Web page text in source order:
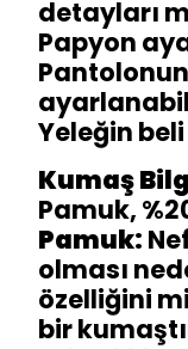
detayları
Papyon
Yeleğin
Kumaş
Pamuk,
Pamuk:
olması
özelliğini
bir